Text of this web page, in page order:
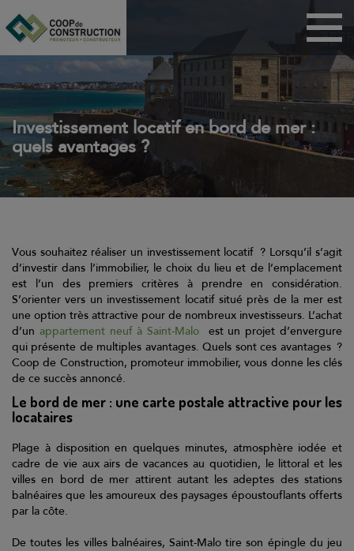
Investissement locatif en bord de mer :
quels avantages ?
Vous souhaitez réaliser un investissement locatif ? Lorsqu’il s’agit
d’investir dans l’immobilier, le choix du lieu et de l’emplacement
est l’un des premiers critères à prendre en considération.
S’orienter vers un investissement locatif situé près de la mer est
une option très attractive pour de nombreux investisseurs. L’achat
d’un appartement neuf à Saint-Malo est un projet d’envergure
qui présente de multiples avantages. Quels sont ces avantages ?
Coop de Construction, promoteur immobilier, vous donne les clés
de ce succès annoncé.
Le bord de mer : une carte postale attractive pour les
locataires
Plage à disposition en quelques minutes, atmosphère iodée et
cadre de vie aux airs de vacances au quotidien, le littoral et les
villes en bord de mer attirent autant les adeptes des stations
balnéaires que les amoureux des paysages époustouflants offerts
par la côte.
De toutes les villes balnéaires, Saint-Malo tire son épingle du jeu
Maisons
Appartements
BRS
ANRU
Coop de
construction
Technicoop
Actualités
Contact
Coop et Nous
Suivez-nous sur
Suivez-nous sur